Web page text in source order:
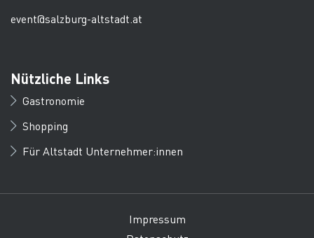
event@salzburg-altstadt.at
Nützliche Links
Gastronomie
Shopping
Für Altstadt Unternehmer:innen
Impressum